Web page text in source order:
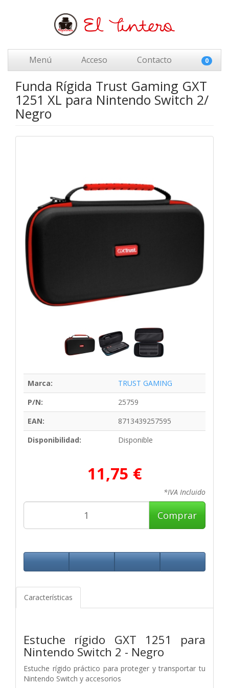
Menú Acceso Contacto 0
Funda Rígida Trust Gaming GXT
1251 XL para Nintendo Switch 2/
Negro
Marca:
TRUST GAMING
P/N:
25759
EAN:
8713439257595
Disponibilidad:
Disponible
11,75 €
*IVA Incluido
Comprar
Características
Estuche rígido GXT 1251 para
Nintendo Switch 2 - Negro
Estuche rígido práctico para proteger y transportar tu
Nintendo Switch y accesorios